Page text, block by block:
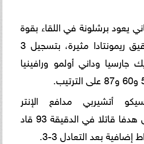
يعود برشلونة في اللقاء بقوة
وينجح في تحقيق ريمونتادا مثيرة، بتسجيل 3
جارسيا وداني أولمو ورافينيا
أتشيربي مدافع الإنتر
المخضرم سجل هدفا قاتلا في الدقيقة 93 قاد
إضافية بعد التعادل 3-3.